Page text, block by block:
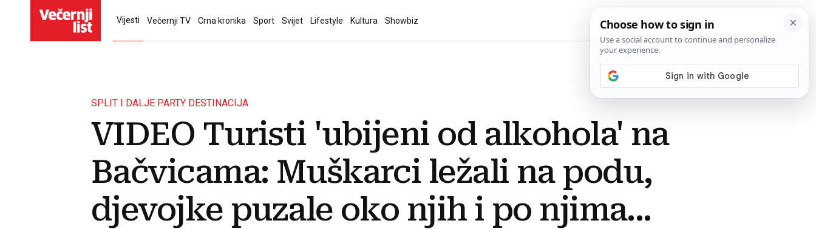
Vijesti Večernji TV Crna kronika Sport Svijet Lifestyle Kultura Showbiz
SPLIT I DALJE PARTY DESTINACIJA
VIDEO Turisti 'ubijeni od alkohola' na
Bačvicama: Muškarci ležali na podu,
djevojke puzale oko njih i po njima...